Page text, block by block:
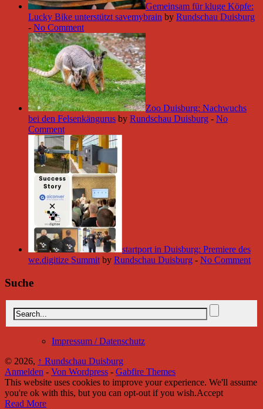
Gemeinsam für kluge Köpfe:
Lucky Bike unterstützt savemybrain by Rundschau Duisburg
- No Comment
Zoo Duisburg: Nachwuchs
bei den Felsenkängurus by Rundschau Duisburg - No
Comment
startport in Duisburg: Premiere des
we.digitize Summit by Rundschau Duisburg - No Comment
Suche
Impressum / Datenschutz
© 2026, ↑ Rundschau Duisburg
Anmelden - Von Wordpress - Gabfire Themes
This website uses cookies to improve your experience. We'll assume
you're ok with this, but you can opt-out if you wish.Accept
Read More